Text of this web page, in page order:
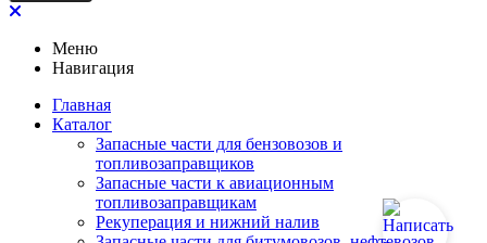
Меню
Навигация
Главная
Каталог
Запасные части для бензовозов и
топливозаправщиков
Запасные части к авиационным
топливозаправщикам
Рекуперация и нижний налив